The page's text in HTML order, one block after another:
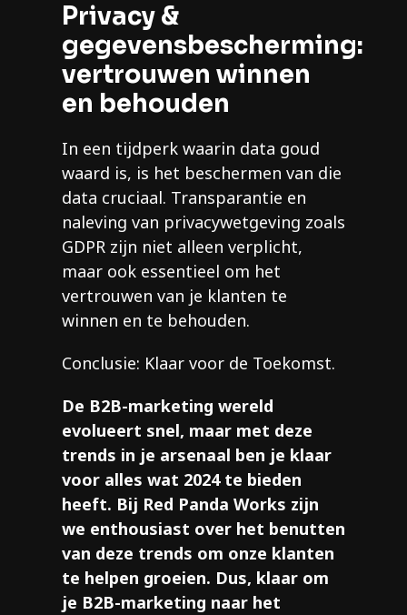
Privacy &
gegevensbescherming:
vertrouwen winnen
en behouden
In een tijdperk waarin data goud
waard is, is het beschermen van die
data cruciaal. Transparantie en
naleving van privacywetgeving zoals
GDPR zijn niet alleen verplicht,
maar ook essentieel om het
vertrouwen van je klanten te
winnen en te behouden.
Conclusie: Klaar voor de Toekomst.
De B2B-marketing wereld
evolueert snel, maar met deze
trends in je arsenaal ben je klaar
voor alles wat 2024 te bieden
heeft. Bij Red Panda Works zijn
we enthousiast over het benutten
van deze trends om onze klanten
te helpen groeien. Dus, klaar om
je B2B-marketing naar het